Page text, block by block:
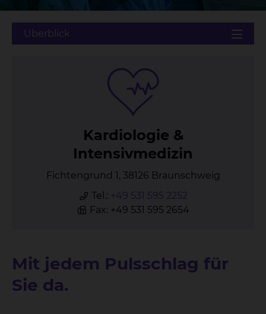
Kar­dio­lo­gie &
In­ten­siv­me­di­zin
Fichtengrund 1, 38126 Braunschweig
Tel.: +49 531 595 2252
Fax: +49 531 595 2654
Mit jedem Pulsschlag für
Sie da.